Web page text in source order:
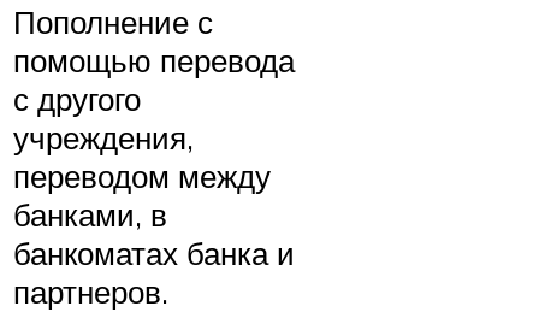
Пополнение с
помощью перевода
с другого
учреждения,
переводом между
банками, в
банкоматах банка и
партнеров.